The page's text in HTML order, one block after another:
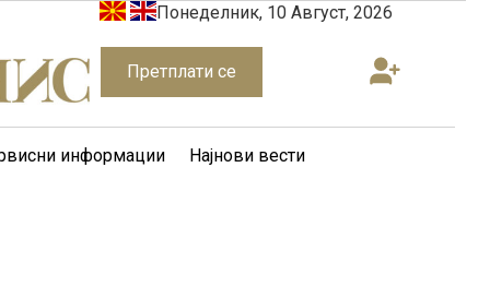
Понеделник, 10 Август, 2026
Претплати се
информации Најнови вести